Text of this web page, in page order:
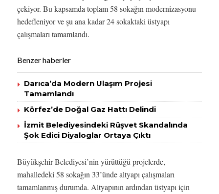
çekiyor. Bu kapsamda toplam 58 sokağın modernizasyonu
hedefleniyor ve şu ana kadar 24 sokaktaki üstyapı
çalışmaları tamamlandı.
Benzer haberler
Darıca’da Modern Ulaşım Projesi
Tamamlandı
Körfez’de Doğal Gaz Hattı Delindi
İzmit Belediyesindeki Rüşvet Skandalında
Şok Edici Diyaloglar Ortaya Çıktı
Büyükşehir Belediyesi’nin yürüttüğü projelerde,
mahalledeki 58 sokağın 33’ünde altyapı çalışmaları
tamamlanmış durumda. Altyapının ardından üstyapı için